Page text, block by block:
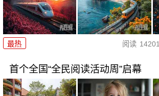
最热 阅读 14201
首个全国“全民阅读活动周”启幕